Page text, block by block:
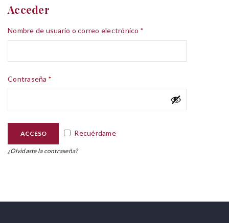
Acceder
Nombre de usuario o correo electrónico *
Contraseña *
Recuérdame
ACCESO
¿Olvidaste la contraseña?